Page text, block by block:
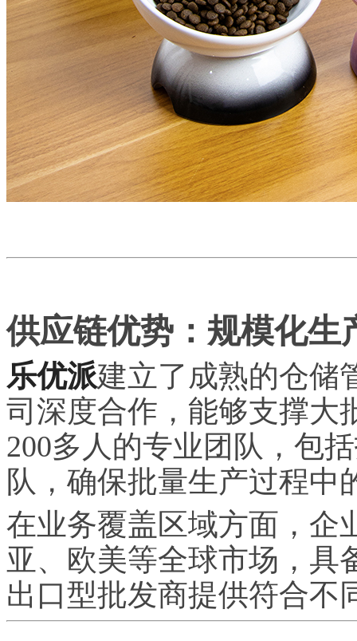
供应链优势：规模化生
乐优派建立了成熟的仓储
司深度合作，能够支撑大
200多人的专业团队，包
队，确保批量生产过程中
在业务覆盖区域方面，企
亚、欧美等全球市场，具
出口型批发商提供符合不